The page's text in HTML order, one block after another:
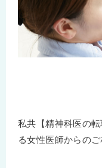
私共【精神科医の
る女性医師からの